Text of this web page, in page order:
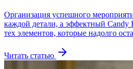
Организация успешного
каждой детали, а эффектный Candy
тех элементов, которые надолго
Читать статью